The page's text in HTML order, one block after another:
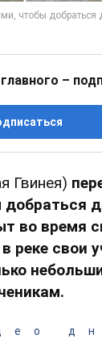
–
Гвинея)
во время
реке свои